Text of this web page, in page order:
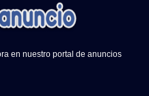
en nuestro portal de anuncios